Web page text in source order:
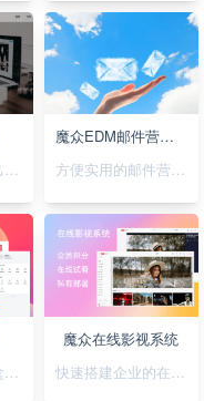
让您快速拥有自己私有化的图床系统
魔众EDM邮件营销系统
方便实用的邮件营销系统
快速搭建在线盲盒系统
魔众在线影视系统
快速搭建企业的在线影视系统